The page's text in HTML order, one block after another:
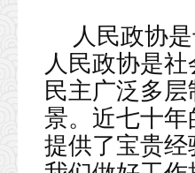
人民政协
人民政协是
民主广泛多
景。近七十
提供了宝贵